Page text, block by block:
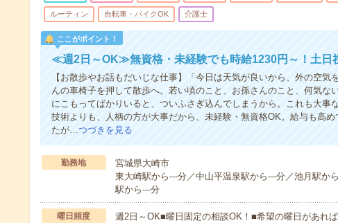
ルーティン 自転車・バイクOK 介護士
ここがポイント！
≪週2日～OK≫無資格・未経験でも時給1230円～！土日
【お散歩やお話もだいじな仕事】「今日は天気が良いから、外の空気
んの車椅子を押して散歩へ。若い頃のこと、お孫さんのこと、何気な
にこもってばかりいると、ついふさぎ込んでしまうから。これも大事
技術よりも、人柄の方が大事だから、未経験・無資格OK。給与も高
たが…つづきを見る
勤務地
宮城県大崎市
東大崎駅から---分／中山平温泉駅から---分／池月駅か
駅から---分
曜日頻度 週2日～OK■曜日固定の相談OK！■希望の曜日があれ